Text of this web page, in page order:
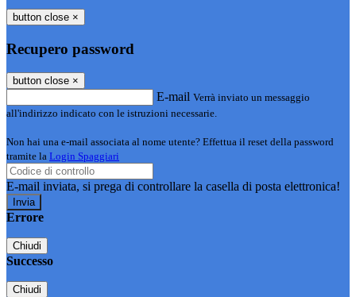
button close ×
Recupero password
button close ×
E-mail Verrà inviato un messaggio
all'indirizzo indicato con le istruzioni necessarie.
Non hai una e-mail associata al nome utente? Effettua il reset della password
tramite la Login Spaggiari
E-mail inviata, si prega di controllare la casella di posta elettronica!
Errore
Chiudi
Successo
Chiudi